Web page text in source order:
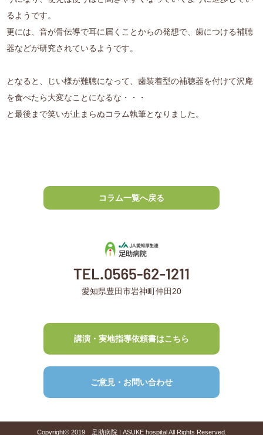
るようです。
更には、音が骨伝導で耳に届くことからの発想で、歯につける補聴
器などが研究されているようです。
となると、じい様が難聴になって、歯装着型の補聴器を付けて沢庵
を食べたら大変なことになるな・・・
と最後まで笑いが止まらぬコラム執筆となりました。
コラム一覧へ戻る
愛知県豊田市岩神町仲田20
講演・実地指導依頼書はこちら
ご意見・お問い合わせ
Copyright© 2019 足助病院 | ASUKE hospital All Rights Reserved.